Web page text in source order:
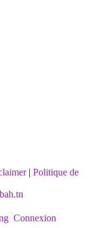
| Politique de
Connexion